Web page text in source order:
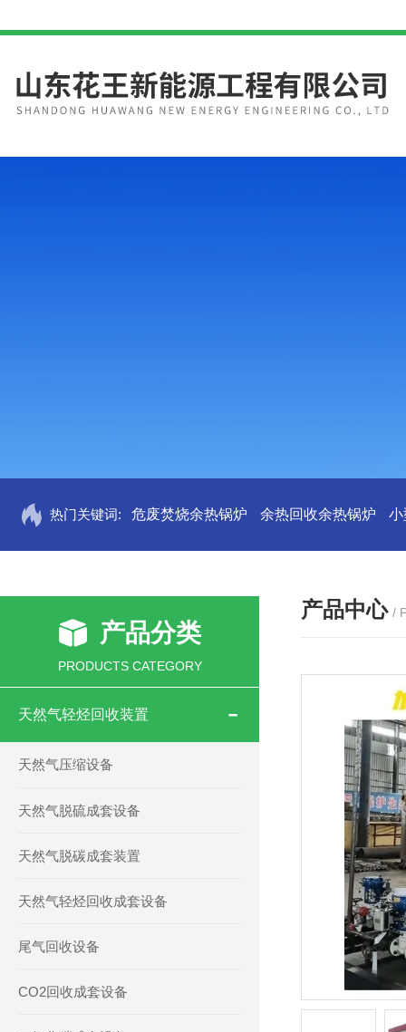
热门关键词: 危废焚烧余热锅炉 余热回收余热锅炉 小
产品分类
PRODUCTS CATEGORY
天然气轻烃回收装置
天然气压缩设备
天然气脱硫成套设备
天然气脱碳成套装置
天然气轻烃回收成套设备
尾气回收设备
CO2回收成套设备
产品中心 /